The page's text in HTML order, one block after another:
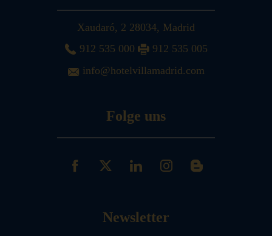
Xaudaró, 2 28034, Madrid
912 535 000
912 535 005
info@hotelvillamadrid.com
Folge uns
Newsletter